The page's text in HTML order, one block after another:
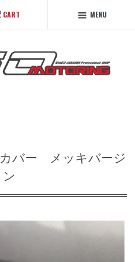
CART MENU
バー メッキバージ
ン